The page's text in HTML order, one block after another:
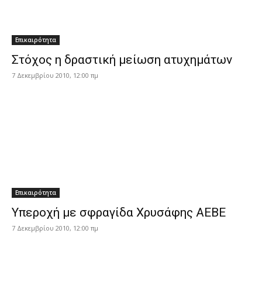
Επικαιρότητα
Στόχος η δραστική μείωση ατυχημάτων
7 Δεκεμβρίου 2010, 12:00 πμ
Επικαιρότητα
Υπεροχή με σφραγίδα Χρυσάφης ΑΕΒΕ
7 Δεκεμβρίου 2010, 12:00 πμ